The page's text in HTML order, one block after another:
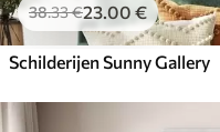
38.33€23.00 €
Schilderijen Sunny Gallery